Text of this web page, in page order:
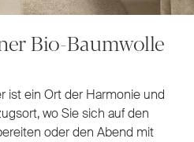
Bio-Baumwolle
ist ein Ort der Harmonie und
wo Sie sich auf den
oder den Abend mit